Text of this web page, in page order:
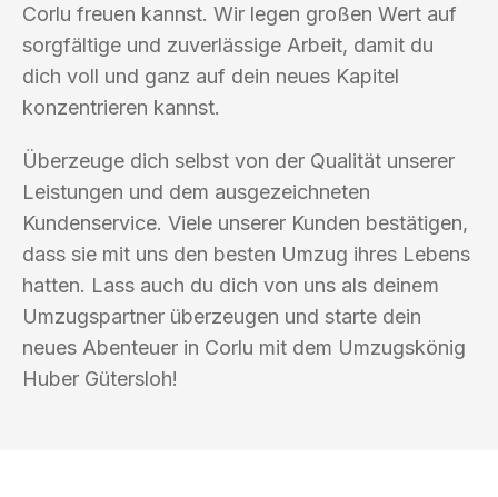
Corlu freuen kannst. Wir legen großen Wert auf
sorgfältige und zuverlässige Arbeit, damit du
dich voll und ganz auf dein neues Kapitel
konzentrieren kannst.
Überzeuge dich selbst von der Qualität unserer
Leistungen und dem ausgezeichneten
Kundenservice. Viele unserer Kunden bestätigen,
dass sie mit uns den besten Umzug ihres Lebens
hatten. Lass auch du dich von uns als deinem
Umzugspartner überzeugen und starte dein
neues Abenteuer in Corlu mit dem Umzugskönig
Huber Gütersloh!